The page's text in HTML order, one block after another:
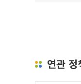
연관 정